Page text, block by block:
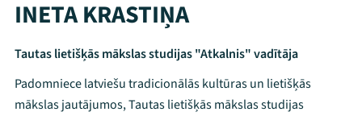
INETA KRASTIŅA
Tautas lietišķās mākslas studijas "Atkalnis" vadītāja
Padomniece latviešu tradicionālās kultūras un lietišķās
mākslas jautājumos, Tautas lietišķās mākslas studijas